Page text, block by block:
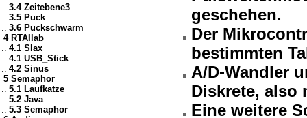
.. 3.4 Zeitebene3
.. 3.5 Puck
.. 3.6 Puckschwarm
4 RTAIlab
.. 4.1 Slax
.. 4.1 USB_Stick
.. 4.2 Sinus
5 Semaphor
.. 5.1 Laufkatze
.. 5.2 Java
.. 5.3 Semaphor
geschehen.
Der
bestimmten
A/D-Wandler
Diskrete, also
Eine weitere